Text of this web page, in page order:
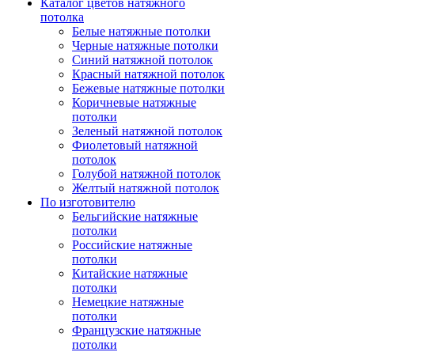
Каталог цветов натяжного
потолка
Белые натяжные потолки
Черные натяжные потолки
Синий натяжной потолок
Красный натяжной потолок
Бежевые натяжные потолки
Коричневые натяжные
потолки
Зеленый натяжной потолок
Фиолетовый натяжной
потолок
Голубой натяжной потолок
Желтый натяжной потолок
По изготовителю
Бельгийские натяжные
потолки
Российские натяжные
потолки
Китайские натяжные
потолки
Немецкие натяжные
потолки
Французские натяжные
потолки